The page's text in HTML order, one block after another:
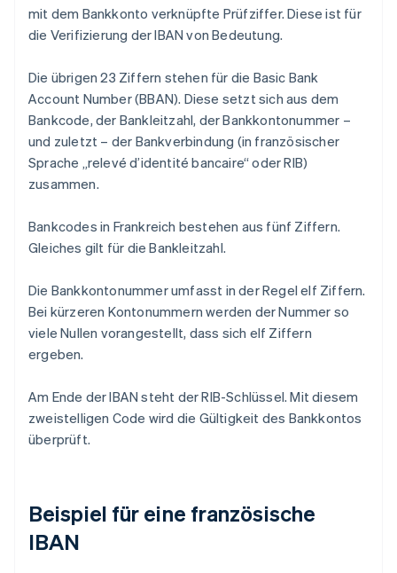
mit dem Bankkonto verknüpfte Prüfziffer. Diese ist für
die Verifizierung der IBAN von Bedeutung.
Die übrigen 23 Ziffern stehen für die Basic Bank
Account Number (BBAN). Diese setzt sich aus dem
Bankcode, der Bankleitzahl, der Bankkontonummer –
und zuletzt – der Bankverbindung (in französischer
Sprache „relevé d’identité bancaire“ oder RIB)
zusammen.
Bankcodes in Frankreich bestehen aus fünf Ziffern.
Gleiches gilt für die Bankleitzahl.
Die Bankkontonummer umfasst in der Regel elf Ziffern.
Bei kürzeren Kontonummern werden der Nummer so
viele Nullen vorangestellt, dass sich elf Ziffern
ergeben.
Am Ende der IBAN steht der RIB-Schlüssel. Mit diesem
zweistelligen Code wird die Gültigkeit des Bankkontos
überprüft.
Beispiel für eine französische
IBAN